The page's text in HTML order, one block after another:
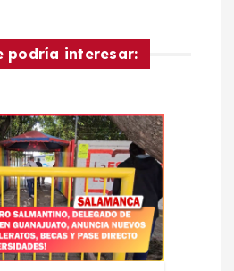
podría interesar: